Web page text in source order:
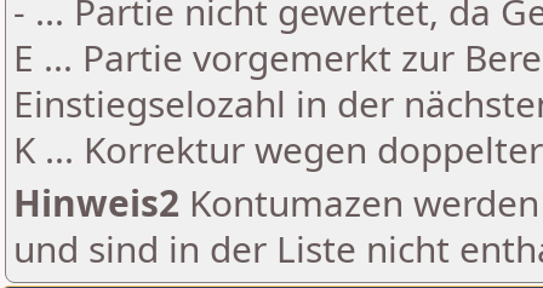
- ... Partie nicht gewertet, da
E ... Partie vorgemerkt zur
Einstiegselozahl in der
K ... Korrektur wegen
Hinweis2 Kontumazen
und sind in der Liste nicht